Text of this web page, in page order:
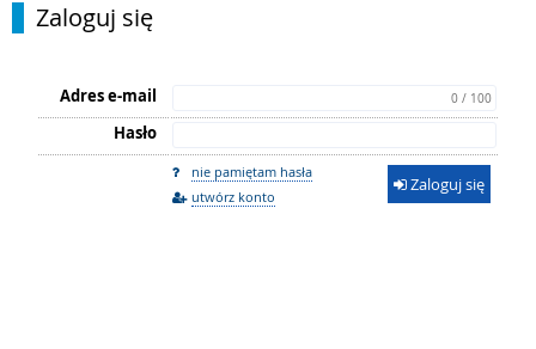
Zaloguj się
Adres e-mail 0 / 100
Hasło
nie pamiętam hasła
utwórz konto
Zaloguj się